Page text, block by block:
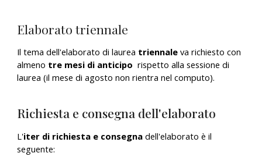
Elaborato triennale
Il tema dell'elaborato di laurea triennale va richiesto con
almeno tre mesi di anticipo rispetto alla sessione di
laurea (il mese di agosto non rientra nel computo).
Richiesta e consegna dell'elaborato
L'iter di richiesta e consegna dell'elaborato è il
seguente: